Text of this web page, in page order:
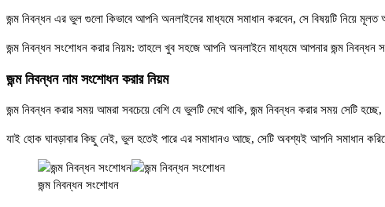
জন্ম নিবন্ধন এর ভুল গুলো কিভাবে আপনি অনলাইনের মাধ্যমে সমাধান করবেন, সে বিষয়টি নিয়ে
জন্ম নিবন্ধন সংশোধন করার নিয়ম: তাহলে খুব সহজে আপনি অনলাইনে মাধ্যমে আপনার জন্ম নিবন্ধন
জন্ম নিবন্ধন নাম সংশোধন করার নিয়ম
জন্ম নিবন্ধন করার সময় আমরা সবচেয়ে বেশি যে ভুলটি দেখে থাকি, জন্ম নিবন্ধন করার সময় সেটি
যাই হোক ঘাবড়াবার কিছু নেই, ভুল হতেই পারে এর সমাধানও আছে, সেটি অবশ্যই আপনি সমাধান
জন্ম নিবন্ধন সংশোধন